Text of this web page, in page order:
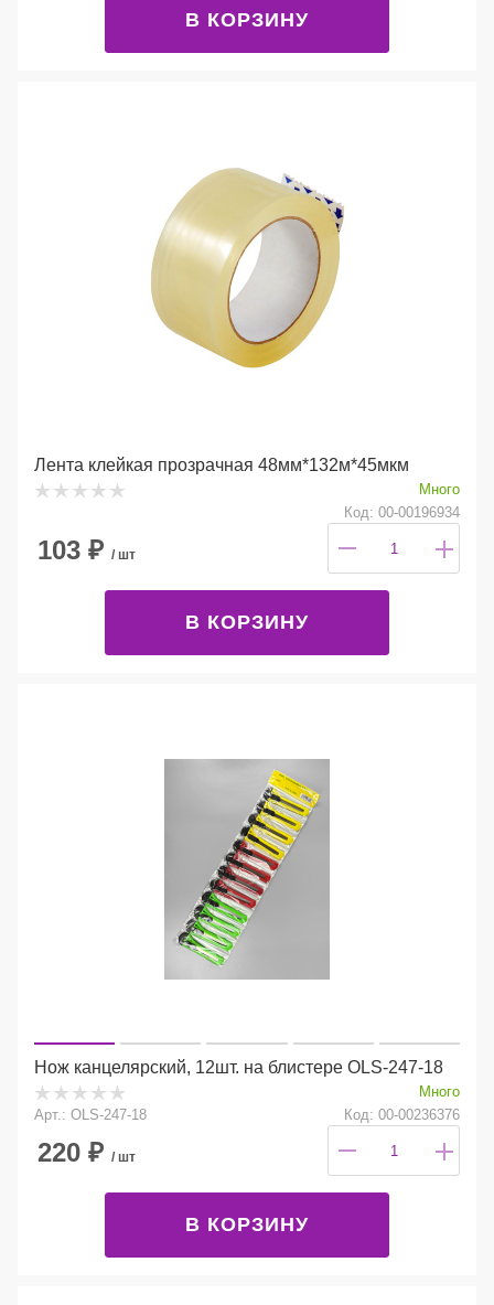
В КОРЗИНУ
Лента клейкая прозрачная 48мм*132м*45мкм
Много
Код: 00-00196934
103 ₽ / шт
В КОРЗИНУ
Нож канцелярский, 12шт. на блистере OLS-247-18
Много
Арт.: OLS-247-18
Код: 00-00236376
220 ₽ / шт
В КОРЗИНУ